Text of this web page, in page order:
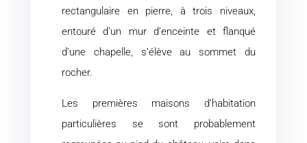
rectangulaire en pierre, à trois niveaux,
entouré d’un mur d’enceinte et flanqué
d’une chapelle, s’élève au sommet du
rocher.
Les premières maisons d’habitation
particulières se sont probablement